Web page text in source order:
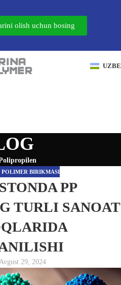
olish uchun bosing
POLIMER BIRIKMASI
PP
TURLI SANOAT
29, 2024